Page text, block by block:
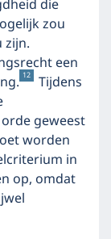
die
zou
zijn.
een
12
Tijdens
geweest
worden
in
op, omdat